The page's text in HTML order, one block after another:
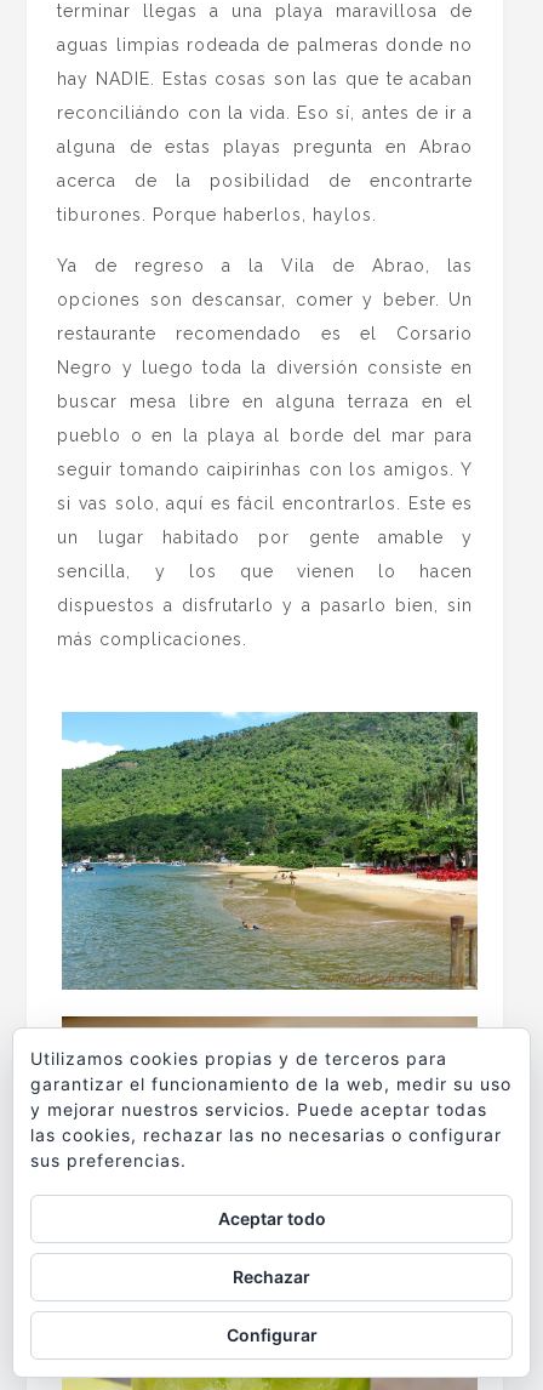
terminar llegas a una playa maravillosa de
aguas limpias rodeada de palmeras donde no
hay NADIE. Estas cosas son las que te acaban
reconciliándo con la vida. Eso sí, antes de ir a
alguna de estas playas pregunta en Abrao
acerca de la posibilidad de encontrarte
tiburones. Porque haberlos, haylos.
Ya de regreso a la Vila de Abrao, las
opciones son descansar, comer y beber. Un
restaurante recomendado es el Corsario
Negro y luego toda la diversión consiste en
buscar mesa libre en alguna terraza en el
pueblo o en la playa al borde del mar para
seguir tomando caipirinhas con los amigos. Y
si vas solo, aquí es fácil encontrarlos. Este es
un lugar habitado por gente amable y
sencilla, y los que vienen lo hacen
dispuestos a disfrutarlo y a pasarlo bien, sin
más complicaciones.
Utilizamos cookies propias y de terceros para
garantizar el funcionamiento de la web, medir su uso
y mejorar nuestros servicios. Puede aceptar todas
las cookies, rechazar las no necesarias o configurar
sus preferencias.
Aceptar todo
Rechazar
Configurar